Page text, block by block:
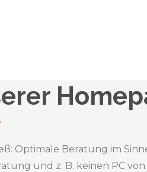
Optimale Beratung im
und z. B. keinen PC von